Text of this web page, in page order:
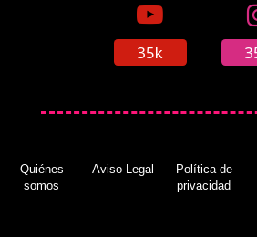
35k
Quiénes
somos
Aviso Legal
Política de
privacidad